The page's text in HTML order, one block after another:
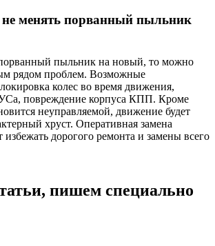
не менять порванный пыльник
пыльник на новый, то можно
рядом проблем. Возможные
колес во время движения,
повреждение корпуса КПП. Кроме
неуправляемой, движение будет
хруст. Оперативная замена
дорогого ремонта и замены всего
пишем специально